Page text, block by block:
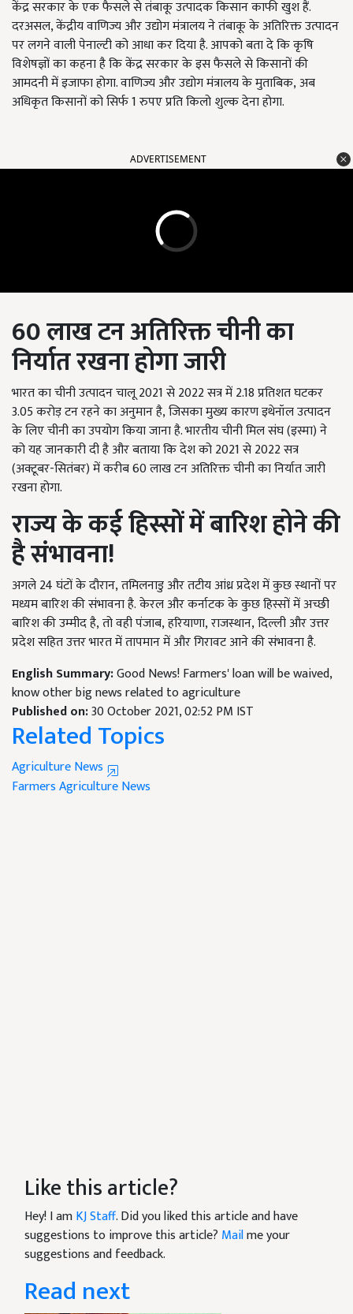
केंद्र सरकार के एक फैसले से तंबाकू उत्पादक किसान काफी खुश हैं.
दरअसल,केंद्रीय वाणिज्य और उद्योग मंत्रालय ने तंबाकू के अतिरिक्त उत्पादन
पर लगने वाली पेनाल्टी को आधा कर दिया है. आपको बता दे कि कृषि
विशेषज्ञों का कहना है कि केंद्र सरकार के इस फैसले से किसानों की
आमदनी में इजाफा होगा. वाणिज्य और उद्योग मंत्रालय के मुताबिक, अब
अधिकृत किसानों को सिर्फ 1रुपए प्रति किलो शुल्क देना होगा.
ADVERTISEMENT
60लाख टन अतिरिक्त चीनी का
निर्यात रखना होगा जारी
भारत का चीनी उत्पादन चालू 2021से2022सत्र में2.18प्रतिशत घटकर
3.05करोड़ टन रहने का अनुमान है, जिसका मुख्य कारण इथेनॉल उत्पादन
के लिए चीनी का उपयोग किया जाना है. भारतीय चीनी मिल संघ (इस्मा) ने
को यह जानकारी दी है और बताया कि देश को 2021से2022सत्र
(अक्टूबर-सितंबर) में करीब60लाख टन अतिरिक्त चीनी का निर्यात जारी
रखना होगा.
राज्य के कई हिस्सों में बारिश होने की
है संभावना!
अगले 24घंटों के दौरान, तमिलनाडु और तटीय आंध्र प्रदेश में कुछ स्थानों पर
मध्यम बारिश की संभावना है. केरल और कर्नाटक के कुछ हिस्सों में अच्छी
बारिश की उम्मीद है, तो वही पंजाब, हरियाणा, राजस्थान, दिल्ली और उत्तर
प्रदेश सहित उत्तर भारत में तापमान में और गिरावट आने की संभावना है.
English Summary:Good News! Farmers' loan will be waived,
know other big news related to agriculture
Published on:30 October 2021, 02:52 PM IST
Related Topics
Agriculture News
FarmersAgriculture News
Like this article?
Hey! I amKJ Staff. Did you liked this article and have
suggestions to improve this article? Mailme your
suggestions and feedback.
Read next